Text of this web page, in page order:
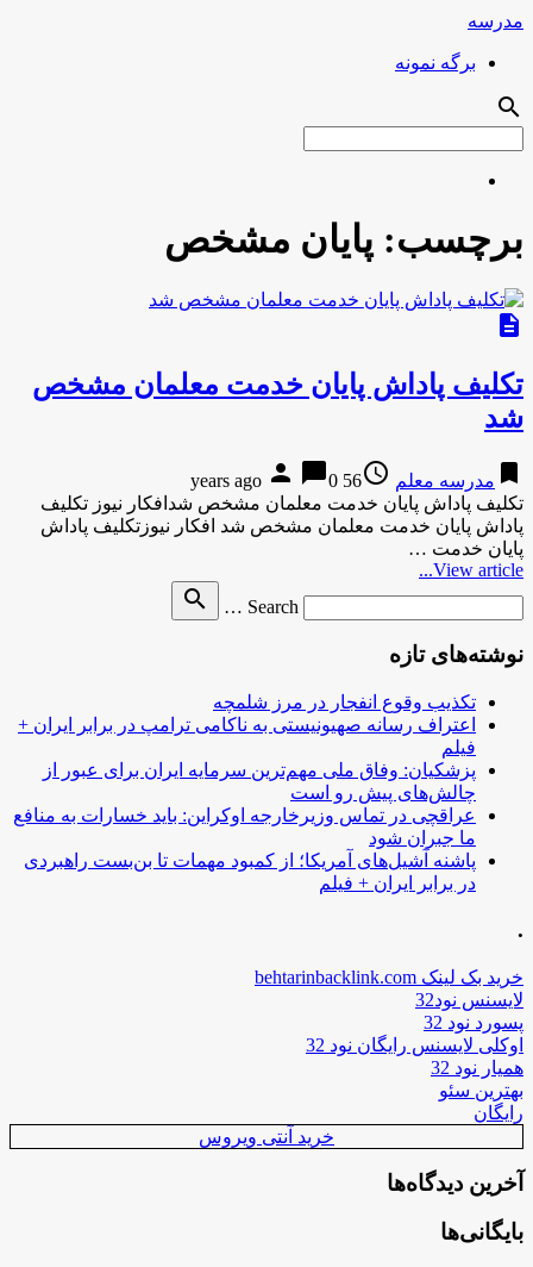
مدرسه
برگه نمونه
search
برچسب: پایان مشخص
description
تکلیف پاداش پایان خدمت معلمان مشخص
شد
bookmark مدرسه معلم access_time
56 years ago
person chat_bubble0
تکلیف پاداش پایان خدمت معلمان مشخص شدافکار نیوز تکلیف
پاداش پایان خدمت معلمان مشخص شد افکار نیوزتکلیف پاداش
پایان خدمت …
View article...
Search …
search
نوشته‌های تازه
تکذیب وقوع انفجار در مرز شلمچه
اعتراف رسانه صهیونیستی به ناکامی ترامپ در برابر ایران +
فیلم
پزشکیان: وفاق ملی مهم‌ترین سرمایه ایران برای عبور از
چالش‌های پیش رو است
عراقچی در تماس وزیرخارجه اوکراین: باید خسارات به منافع
ما جبران شود
پاشنه آشیل‌های آمریکا؛ از کمبود مهمات تا بن‌بست راهبردی
در برابر ایران + فیلم
.
خرید بک لینک behtarinbacklink.com
لایسنس نود32
پسورد نود 32
اوکلی لایسنس رایگان نود 32
همیار نود 32
بهترین سئو
رایگان
خرید آنتی ویروس
آخرین دیدگاه‌ها
بایگانی‌ها